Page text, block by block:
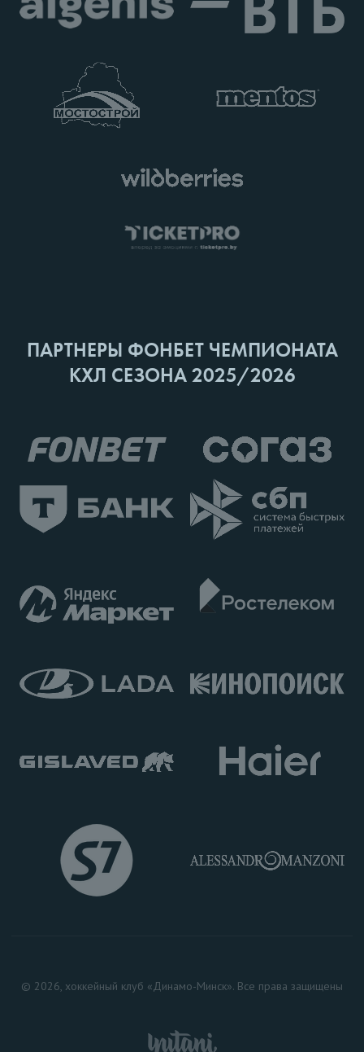
ПАРТНЕРЫ ФОНБЕТ ЧЕМПИОНАТА
КХЛ СЕЗОНА 2025/2026
© 2026, хоккейный клуб «Динамо-Минск». Все права защищены